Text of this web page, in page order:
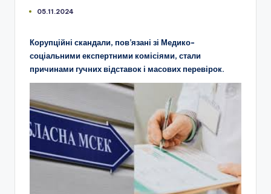
05.11.2024
Корупційні скандали, пов’язані зі Медико-
соціальними експертними комісіями, стали
причинами гучних відставок і масових перевірок.